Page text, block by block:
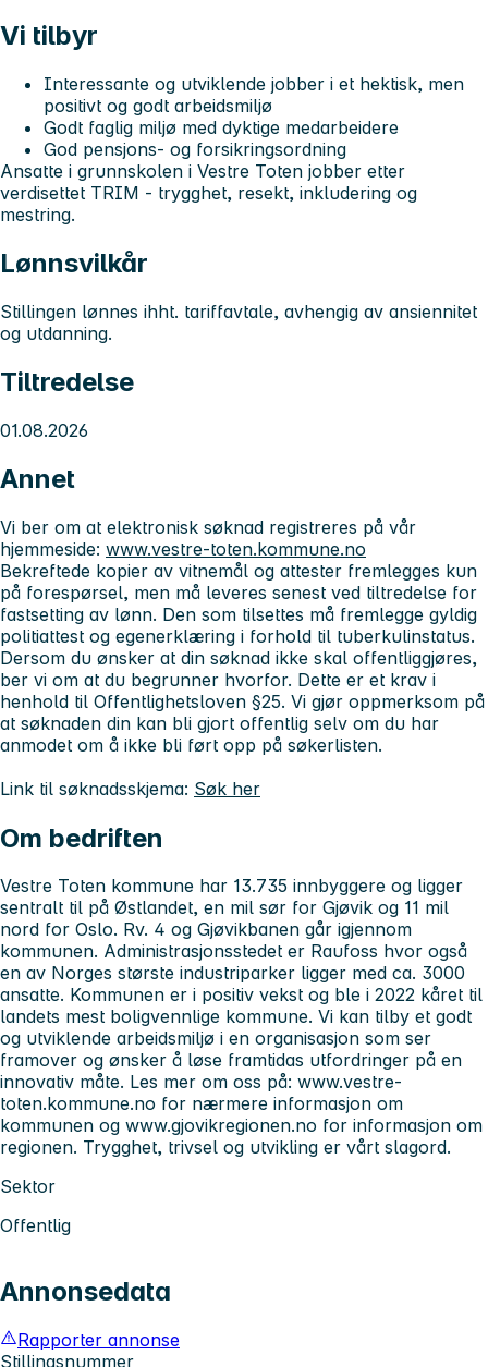
Vi tilbyr
Interessante og utviklende jobber i et hektisk, men
positivt og godt arbeidsmiljø
Godt faglig miljø med dyktige medarbeidere
God pensjons- og forsikringsordning
Ansatte i grunnskolen i Vestre Toten jobber etter
verdisettet TRIM - trygghet, resekt, inkludering og
mestring.
Lønnsvilkår
Stillingen lønnes ihht. tariffavtale, avhengig av ansiennitet
og utdanning.
Tiltredelse
01.08.2026
Annet
Vi ber om at elektronisk søknad registreres på vår
hjemmeside: www.vestre-toten.kommune.no
Bekreftede kopier av vitnemål og attester fremlegges kun
på forespørsel, men må leveres senest ved tiltredelse for
fastsetting av lønn. Den som tilsettes må fremlegge gyldig
politiattest og egenerklæring i forhold til tuberkulinstatus.
Dersom du ønsker at din søknad ikke skal offentliggjøres,
ber vi om at du begrunner hvorfor. Dette er et krav i
henhold til Offentlighetsloven §25. Vi gjør oppmerksom på
at søknaden din kan bli gjort offentlig selv om du har
anmodet om å ikke bli ført opp på søkerlisten.
Link til søknadsskjema: Søk her
Om bedriften
Vestre Toten kommune har 13.735 innbyggere og ligger
sentralt til på Østlandet, en mil sør for Gjøvik og 11 mil
nord for Oslo. Rv. 4 og Gjøvikbanen går igjennom
kommunen. Administrasjonsstedet er Raufoss hvor også
en av Norges største industriparker ligger med ca. 3000
ansatte. Kommunen er i positiv vekst og ble i 2022 kåret til
landets mest boligvennlige kommune. Vi kan tilby et godt
og utviklende arbeidsmiljø i en organisasjon som ser
framover og ønsker å løse framtidas utfordringer på en
innovativ måte. Les mer om oss på: www.vestre-
toten.kommune.no for nærmere informasjon om
kommunen og www.gjovikregionen.no for informasjon om
regionen. Trygghet, trivsel og utvikling er vårt slagord.
Sektor
Offentlig
Annonsedata
Rapporter annonse
Stillingsnummer